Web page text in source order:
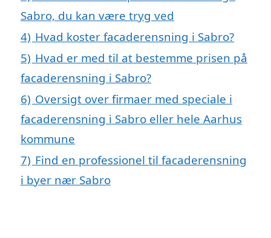
Sabro, du kan være tryg ved
4) Hvad koster facaderensning i Sabro?
5) Hvad er med til at bestemme prisen på
facaderensning i Sabro?
6) Oversigt over firmaer med speciale i
facaderensning i Sabro eller hele Aarhus
kommune
7) Find en professionel til facaderensning
i byer nær Sabro